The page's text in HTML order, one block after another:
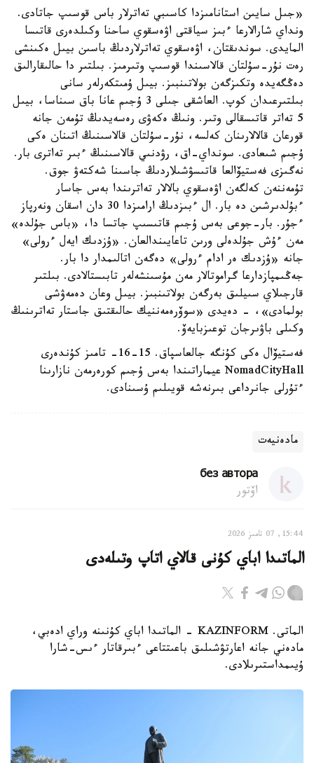
«جىل سايىن استانامىزدا كاسىبي تەاترلار باس قوسىپ جاتادى.
ونداي شارالارعا ءبىز سياقتى اۋەسقوي ساحنا وكىلدەرى قاتىسا
المايدى. سوندىقتان، اۋەسقوي تەاترلاردىڭ باسىن بيىل ەكىنشى
رەت نۇر-سۇلتان قالاسىندا قوسىپ وتىرمىز. بىلتىر دا حالىقارالىق
دەڭگەيدە وتكىزگەن بولاتىنبىز. بيىل ۇمىتكەرلەر سانى
بىلتىرعىدان كوپ. العاشقى جىلى 3 ۇجىم عانا باق سىناسا، بيىل
5 تەاتر قاتىسقالى وتىر. ونىڭ ەكەۋى رەسەيدىڭ تۇمەن جانە
قورعان قالالارىنان كەلسە، نۇر-سۇلتان قالاسىنىڭ اتىنان ەكى
ۇجىم شىعادى. سونداي-اق، رۋدنىي قالاسىنىڭ ءبىر تەاترى بار.
نەگىزى فەستيۆالعا قاتىسۋشىلاردىڭ جاسىنا شەكتەۋ جوق.
تۇمەننەن كەلگەن اۋەسقوي بالالار تەاترىندا بەس جاسار
ءبۇلدىرشىن دە بار. ال ءبىزدىڭ ارامىزدا 30 دان اسقان ونەرپاز
ءجۇر. بار-جوعى بەس ۇجىم قاتىسىپ جاتسا دا، «باس جۇلدە»
مەن ءۇش جۇلدەلى ورىن تاعايىندالعان. «ۇزدىك ايەل ءرولى»
جانە «ۇزدىك ەر ادام ءرولى» دەگەن اتالىمدار دا بار.
جەڭىمپازدارعا گراموتالار مەن مۇسىنشەلەر تابىستالادى. بىلتىر
قارجىلاي سىيلىق بەرگەن بولاتىنبىز. بيىل وعان دەمەۋشى
بولمادى»، - دەيدى «سوۆرەمەننيك حالىقتىق جاستار تەاترىنىڭ
وكىلى باۋىرجان توعىزبايەۆ.
فەستيۆال ەكى كۇنگە جالعاسپاق. 15-16- تامىز كۇندەرى
NomadCityHall عيماراتىندا بەس ۇجىم كورەرمەن نازارىنا
ءتۇرلى جانرداعى بىرنەشە قويىلىم ۇسىنادى.
مادەنيەت
без автора
اۆتور
15:44, 07 تامىز 2026
الماتىدا اباي كۇنى قالاي اتاپ وتىلەدى
الماتى. KAZINFORM - الماتىدا اباي كۇنىنە وراي ادەبي،
مادەني جانە اعارتۋشىلىق باعىتتاعى ءبىرقاتار ءىس-شارا
ۇيىمداستىرىلادى.